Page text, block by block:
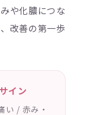
や化膿につな
改善の第一歩
イン
い / 赤み・